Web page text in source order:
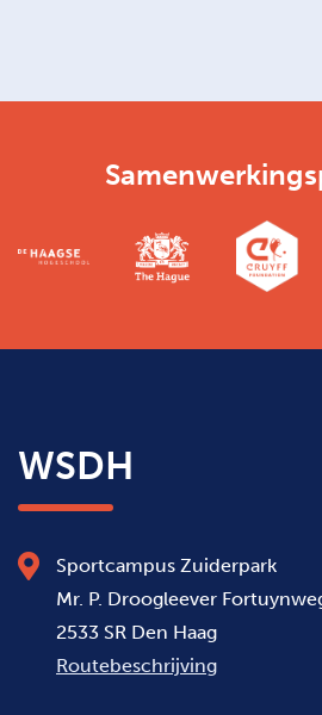
WSDH
Sportcampus Zuiderpark
Mr. P. Droogleever
2533 SR Den Haag
Routebeschrijving